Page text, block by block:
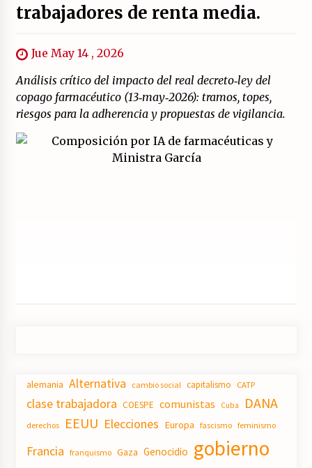
trabajadores de renta media.
Jue May 14 , 2026
Análisis crítico del impacto del real decreto‑ley del
copago farmacéutico (13‑may‑2026): tramos, topes,
riesgos para la adherencia y propuestas de vigilancia.
alemania Alternativa cambio social capitalismo CATP
clase trabajadora COESPE comunistas Cuba DANA
derechos EEUU Elecciones Europa fascismo feminismo
Francia franquismo Gaza Genocidio gobierno